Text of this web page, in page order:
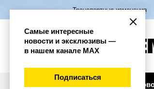
Транспортные изменения
Самые интересные
новости и эксклюзивы —
в нашем канале МАХ
Подписаться